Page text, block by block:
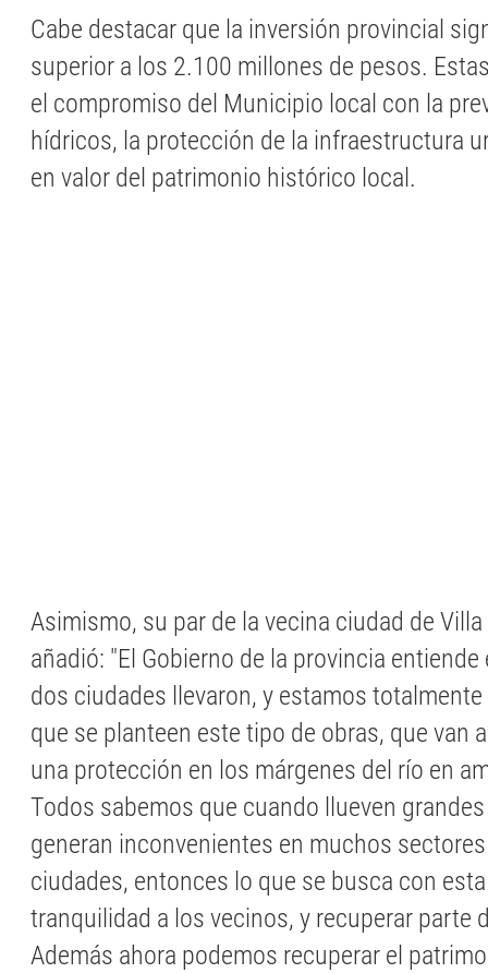
Cabe destacar que la inversión provincial
superior a los 2.100 millones de pesos.
el compromiso del Municipio local con la
hídricos, la protección de la infraestructura
en valor del patrimonio histórico local.
Asimismo, su par de la vecina ciudad de
añadió: "El Gobierno de la provincia
dos ciudades llevaron, y estamos
que se planteen este tipo de obras, que van
una protección en los márgenes del río en
Todos sabemos que cuando llueven
generan inconvenientes en muchos
ciudades, entonces lo que se busca con
tranquilidad a los vecinos, y recuperar parte
Además ahora podemos recuperar el